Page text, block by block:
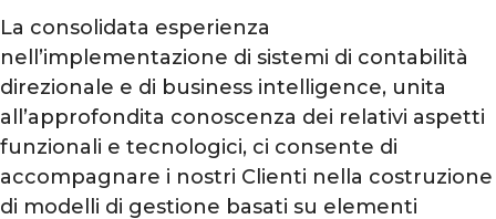
La consolidata esperienza
nell’implementazione di sistemi di contabilità
direzionale e di business intelligence, unita
all’approfondita conoscenza dei relativi aspetti
funzionali e tecnologici, ci consente di
accompagnare i nostri Clienti nella costruzione
di modelli di gestione basati su elementi